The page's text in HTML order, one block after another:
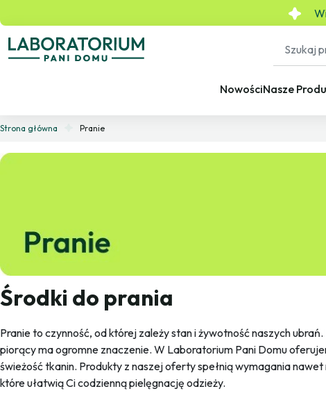
NowościNasze
Strona główna Pranie
Środki do prania
Pranie to czynność, od której zależy stan i żywotność naszych
piorący ma ogromne znaczenie. W Laboratorium Pani Domu
świeżość tkanin. Produkty z naszej oferty spełnią wymagania
które ułatwią Ci codzienną pielęgnację odzieży.